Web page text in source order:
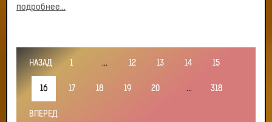
подробнее...
НАЗАД 1 ... 12 13 14 15
16 17 18 19 20 ... 318
ВПЕРЕД